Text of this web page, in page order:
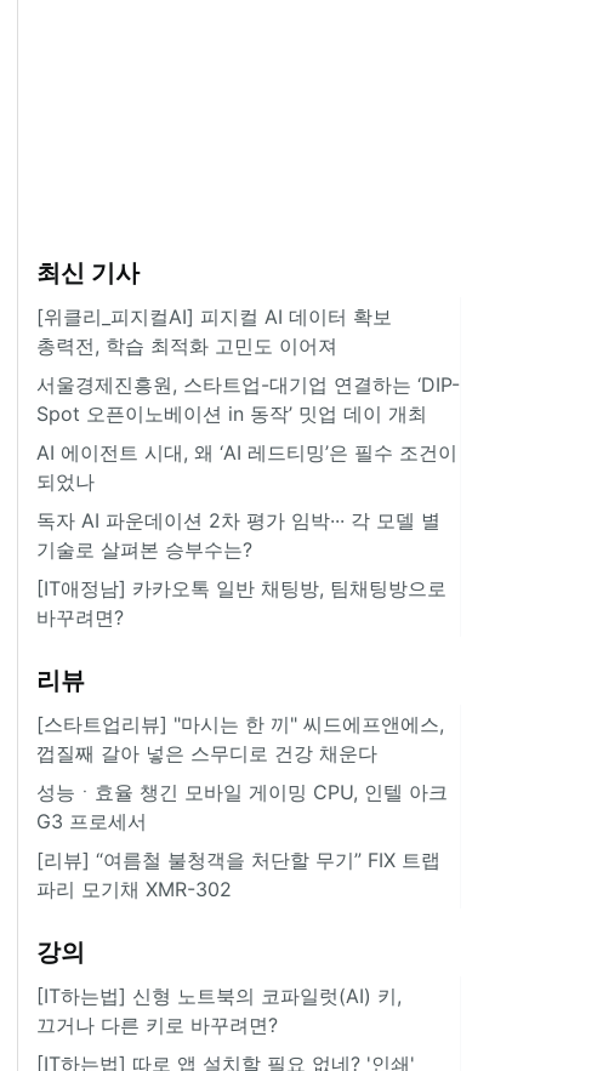
최신 기사
[위클리_피지컬AI] 피지컬 AI 데이터 확보
총력전, 학습 최적화 고민도 이어져
서울경제진흥원, 스타트업-대기업 연결하는 ‘DIP-
Spot 오픈이노베이션 in 동작’ 밋업 데이 개최
AI 에이전트 시대, 왜 ‘AI 레드티밍’은 필수 조건이
되었나
독자 AI 파운데이션 2차 평가 임박··· 각 모델 별
기술로 살펴본 승부수는?
[IT애정남] 카카오톡 일반 채팅방, 팀채팅방으로
바꾸려면?
리뷰
[스타트업리뷰] "마시는 한 끼" 씨드에프앤에스,
껍질째 갈아 넣은 스무디로 건강 채운다
성능ㆍ효율 챙긴 모바일 게이밍 CPU, 인텔 아크
G3 프로세서
[리뷰] “여름철 불청객을 처단할 무기” FIX 트랩
파리 모기채 XMR-302
강의
[IT하는법] 신형 노트북의 코파일럿(AI) 키,
끄거나 다른 키로 바꾸려면?
[IT하는법] 따로 앱 설치할 필요 없네? '인쇄'